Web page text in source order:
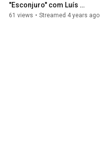
"Esconjuro" com Luís
Pimentel e Chico Alencar
61 views • Streamed 4 years ago